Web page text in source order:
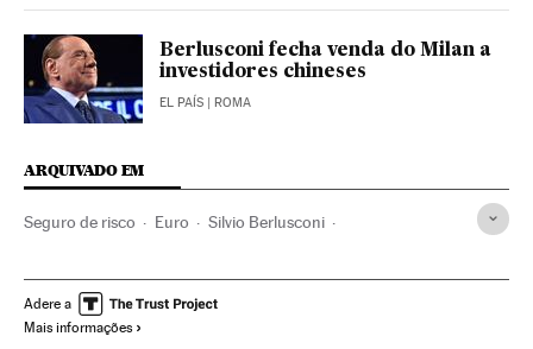
Berlusconi fecha venda do Milan a
investidores chineses
EL PAÍS | ROMA
ARQUIVADO EM
Seguro de risco Euro Silvio Berlusconi
Tesoro Público Moeda
Europa Ocidental
Adere a
Mais informações